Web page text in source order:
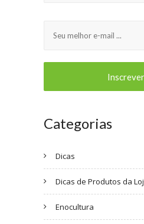
Categorias
Dicas
Dicas de Produtos da
Enocultura